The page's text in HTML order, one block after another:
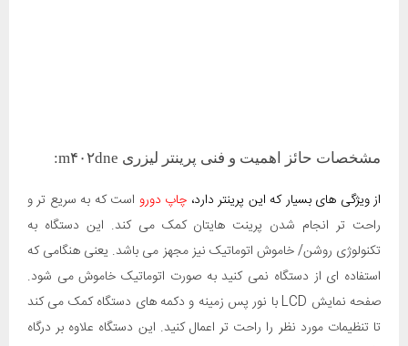
مشخصات حائز اهمیت و فنی پرینتر لیزری m۴۰۲dne:
از ویژگی های بسیار که این پرینتر دارد، چاپ دورو است که به سریع تر و
راحت تر انجام شدن پرینت هایتان کمک می کند. این دستگاه به
تکنولوژی روشن/ خاموش اتوماتیک نیز مجهز می باشد. یعنی هنگامی که
استفاده ای از دستگاه نمی کنید به صورت اتوماتیک خاموش می شود.
صفحه نمایش LCD با نور پس زمینه و دکمه های دستگاه کمک می کند
تا تنظیمات مورد نظر را راحت تر اعمال کنید. این دستگاه علاوه بر درگاه